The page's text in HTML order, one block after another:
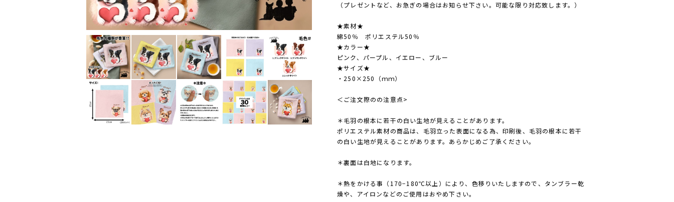
（プレゼントなど、お急ぎの場合はお知らせ下さい。可能な限り対応致します。）
★素材★
綿50％ ポリエステル50％
★カラー★
ピンク、パープル、イエロー、ブルー
★サイズ★
・250×250（ｍｍ）
＜ご注文際のの注意点>
＊毛羽の根本に若干の白い生地が見えることがあります。
ポリエステル素材の商品は、毛羽立った表面になる為、印刷後、毛羽の根本に若干
の白い生地が見えることがあります。あらかじめご了承ください。
＊裏面は白地になります。
＊熱をかける事（170−180℃以上）により、色移りいたしますので、タンブラー乾
燥や、アイロンなどのご使用はおやめ下さい。